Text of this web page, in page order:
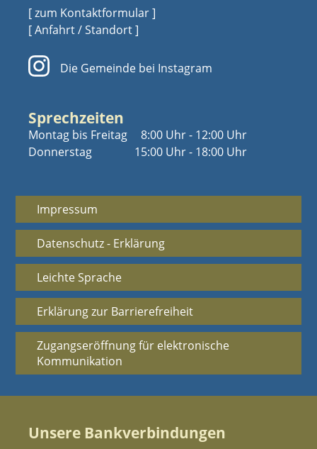
[ zum Kontaktformular ]
[ Anfahrt / Standort ]
Die Gemeinde bei Instagram
Sprechzeiten
Montag bis Freitag
Donnerstag
8:00 Uhr - 12:00 Uhr
15:00 Uhr - 18:00 Uhr
Impressum
Datenschutz - Erklärung
Leichte Sprache
Erklärung zur Barrierefreiheit
Zugangseröffnung für elektronische
Kommunikation
Unsere Bankverbindungen